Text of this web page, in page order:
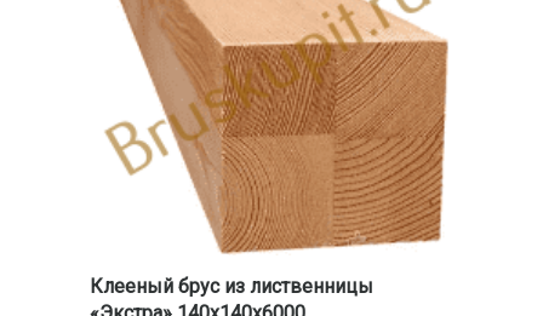
Клееный брус из лиственницы